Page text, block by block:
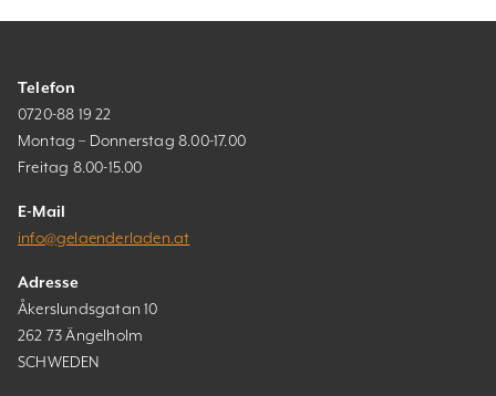
Telefon
0720-88 19 22
Montag – Donnerstag 8.00-17.00
Freitag 8.00-15.00
E-Mail
info@gelaenderladen.at
Adresse
Åkerslundsgatan 10
262 73 Ängelholm
SCHWEDEN